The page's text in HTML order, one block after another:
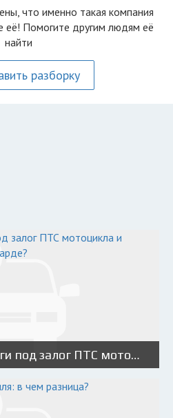
что именно такая компания
её! Помогите другим людям её
найти
разборку
Как получить деньги под залог ПТС мотоцикла и мототехники в автоломбарде?